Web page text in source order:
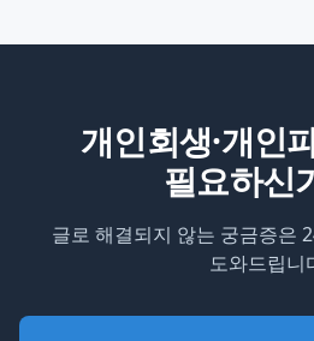
개인회생·개인
필요하신
글로 해결되지 않는 궁금증은
도와드립니